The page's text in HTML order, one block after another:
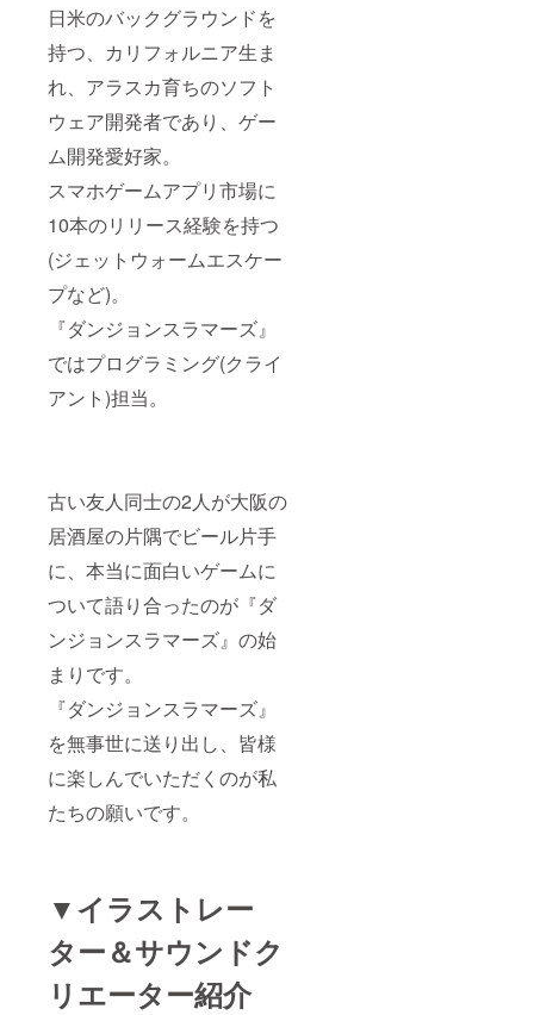
日米のバックグラウンドを
持つ、カリフォルニア生ま
れ、アラスカ育ちのソフト
ウェア開発者であり、ゲー
ム開発愛好家。
スマホゲームアプリ市場に
10本のリリース経験を持つ
(ジェットウォームエスケー
プなど)。
『ダンジョンスラマーズ』
ではプログラミング(クライ
アント)担当。
古い友人同士の2人が大阪の
居酒屋の片隅でビール片手
に、本当に面白いゲームに
ついて語り合ったのが『ダ
ンジョンスラマーズ』の始
まりです。
『ダンジョンスラマーズ』
を無事世に送り出し、皆様
に楽しんでいただくのが私
たちの願いです。
▼イラストレー
ター＆サウンドク
リエーター紹介